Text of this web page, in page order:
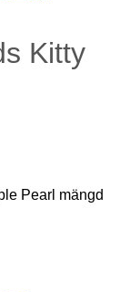
Kitty
Pearl mängd